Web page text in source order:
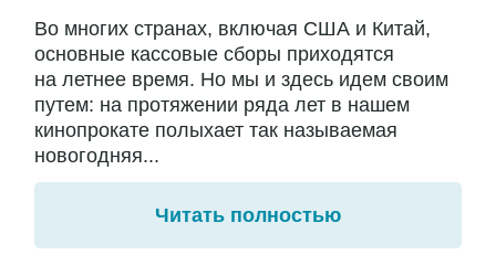
Во многих странах, включая США и Китай,
основные кассовые сборы приходятся
на летнее время. Но мы и здесь идем своим
путем: на протяжении ряда лет в нашем
кинопрокате полыхает так называемая
новогодняя...
Читать полностью